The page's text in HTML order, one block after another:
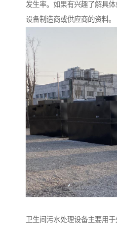
发生率。如果有兴趣了解具
设备制造商或供应商的资料。
卫生间污水处理设备主要用